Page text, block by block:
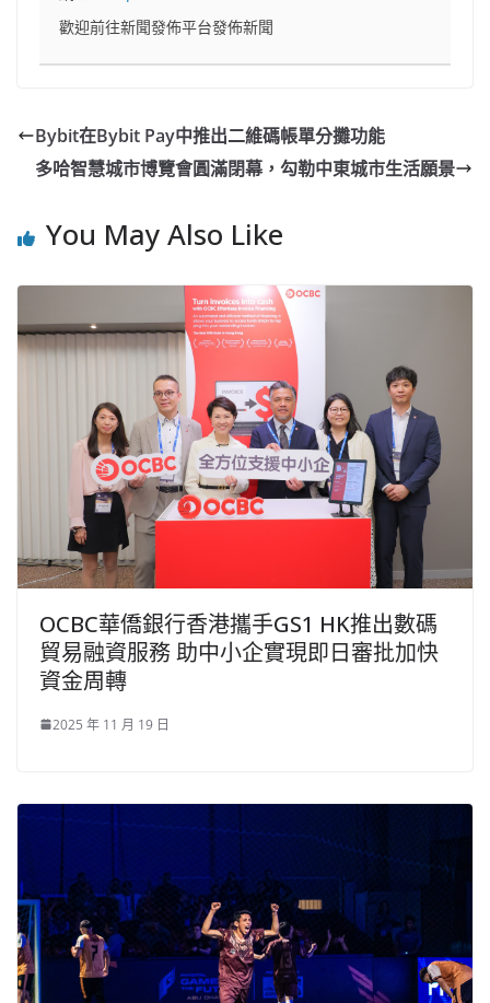
歡迎前往新聞發佈平台發佈新聞
Bybit在Bybit Pay中推出二維碼帳單分攤功能
多哈智慧城市博覽會圓滿閉幕，勾勒中東城市生活願景
You May Also Like
OCBC華僑銀行香港攜手GS1 HK推出數碼
貿易融資服務 助中小企實現即日審批加快
資金周轉
2025 年 11 月 19 日